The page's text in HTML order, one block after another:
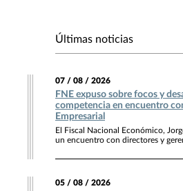
Últimas noticias
07 / 08 / 2026
FNE expuso sobre focos y
competencia en encuentro
Empresarial
El Fiscal Nacional Económico,
un encuentro con directores y
05 / 08 / 2026